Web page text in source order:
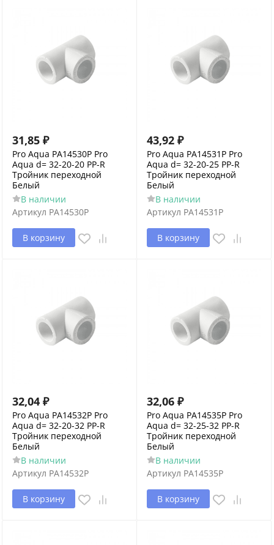
31,85 ₽
Pro Aqua PA14530P Pro
Aqua d= 32-20-20 PP-R
Тройник переходной
Белый
В наличии
Артикул PA14530P
В корзину
43,92 ₽
Pro Aqua PA14531P Pro
Aqua d= 32-20-25 PP-R
Тройник переходной
Белый
В наличии
Артикул PA14531P
В корзину
32,04 ₽
Pro Aqua PA14532P Pro
Aqua d= 32-20-32 PP-R
Тройник переходной
Белый
В наличии
Артикул PA14532P
В корзину
32,06 ₽
Pro Aqua PA14535P Pro
Aqua d= 32-25-32 PP-R
Тройник переходной
Белый
В наличии
Артикул PA14535P
В корзину